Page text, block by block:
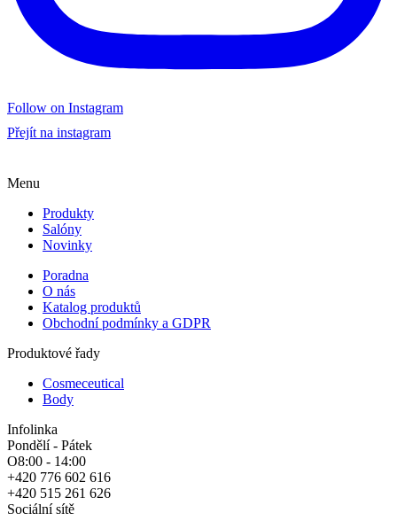
Follow on Instagram
Přejít na instagram
Menu
Produkty
Salóny
Novinky
Poradna
O nás
Katalog produktů
Obchodní podmínky a GDPR
Produktové řady
Cosmeceutical
Body
Infolinka
Pondělí - Pátek
O8:00 - 14:00
+420 776 602 616
+420 515 261 626
Sociální sítě